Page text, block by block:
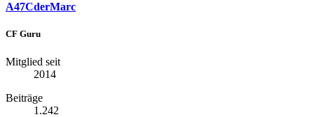
A47CderMarc
CF Guru
Mitglied seit
2014
Beiträge
1.242